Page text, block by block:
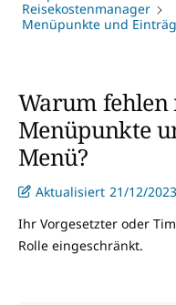
Reisekostenmanager
Menüpunkte und
Warum
Menüpunkte
Menü?
Aktualisiert 21/12/2023
Ihr Vorgesetzter oder
Rolle eingeschränkt.